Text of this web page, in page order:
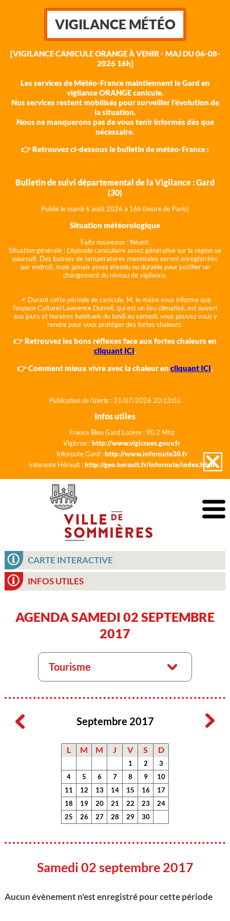
VIGILANCE MÉTÉO
[VIGILANCE CANICULE ORANGE À VENIR - MAJ DU 06-08-
2026 16h]
Les services de Météo-France maintiennent le Gard en
vigilance ORANGE canicule.
Nos services restent mobilisés pour surveiller l'évolution de
la situation.
Nous ne manquerons pas de vous tenir informés dès que
nécessaire.
👉 Retrouvez ci-dessous le bulletin de météo-France :
Bulletin de suivi départemental de la Vigilance : Gard
(30)
Publié le mardi 6 août 2026 à 16h (heure de Paris)
Situation météorologique
Faits nouveaux : Néant.
Situation générale : L'épisode caniculaire assez généralisé sur la région se
poursuit. Des baisses de températures maximales seront enregistrées
par endroit, mais jamais assez étendu ou durable pour justifier un
changement du niveau de vigilance.
📌 Durant cette période de canicule, M. le maire vous informe que
l'espace Culturel Lawrence Durrell, qui est un lieu climatisé, est ouvert
aux jours et horaires habituels du lundi au samedi, vous pouvez vous y
rendre pour vous protéger des fortes chaleurs.
👉 Retrouvez les bons réflexes face aux fortes chaleurs en
cliquant ICI.
👉 Comment mieux vivre avec la chaleur en cliquant ICI.
Publication de l'alerte : 31/07/2026 20:13:03
Infos utiles
France Bleu Gard Lozère : 90.2 Mhz
Vigicrue :http://www.vigicrues.gouv.fr
Inforoute Gard :http://www.inforoute30.fr
Inforoute Hérault :http://geo.herault.fr/inforoute/index.html
CARTE INTERACTIVE
INFOS UTILES
AGENDA SAMEDI 02 SEPTEMBRE
2017
Tourisme
Septembre 2017
L M M J V S D
1 2
3
4
5 6 7 8 9
10
11
12 13 14 15 16
17
18
19 20 21 22 23
24
25
26 27 28 29 30
Samedi 02 septembre 2017
Aucun évènement n'est enregistré pour cette période